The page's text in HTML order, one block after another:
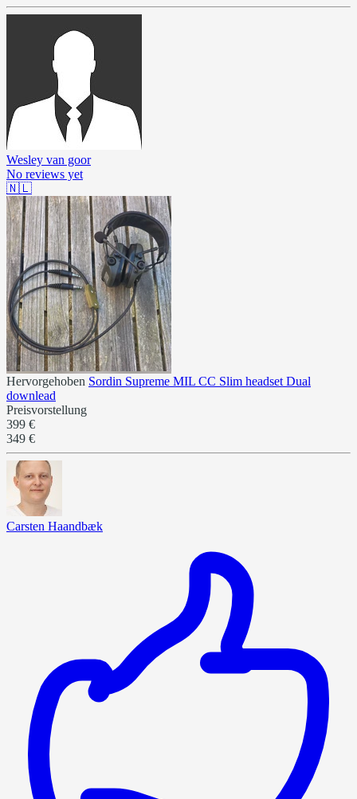
Wesley van goor
No reviews yet
🇳🇱
Hervorgehoben Sordin Supreme MIL CC Slim headset Dual
downlead
Preisvorstellung
399 €
349 €
Carsten Haandbæk